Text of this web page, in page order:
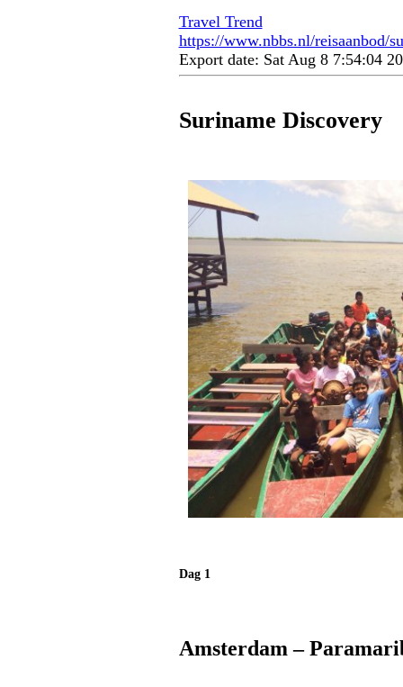
Travel Trend
https://www.nbbs.nl/reisaanbod/
Export date: Sat Aug 8 7:54:04
Suriname Discovery
Dag 1
Amsterdam –